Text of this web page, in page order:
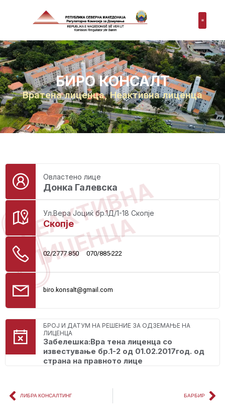
БИРО КОНСАЛТ
Вратена лиценца,Неактивна лиценца
Овластено лице
Донка Галевска
Ул.Вера Јоциќ бр.1Д/1-18 Скопје
Скопје
02/2777 850 070/885-222
biro.konsalt@gmail.com
БРОЈ И ДАТУМ НА РЕШЕНИЕ ЗА ОДЗЕМАЊЕ НА
ЛИЦЕНЦА
Забелешка:Вра тена лиценца со
известување бр.1-2 од 01.02.2017год. од
страна на правното лице
НЕАКТИВНА
ЛИЦЕНЦА
ЛИБРА КОНСАЛТИНГ БАРБИР